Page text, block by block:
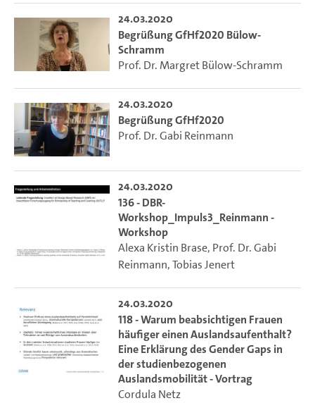
24.03.2020
Begrüßung GfHf2020 Bülow-
Schramm
Prof. Dr. Margret Bülow-Schramm
24.03.2020
Begrüßung GfHf2020
Prof. Dr. Gabi Reinmann
24.03.2020
136 - DBR-
Workshop_Impuls3_Reinmann -
Workshop
Alexa Kristin Brase, Prof. Dr. Gabi
Reinmann,Tobias Jenert
24.03.2020
118 - Warum beabsichtigen Frauen
häufiger einen Auslandsaufenthalt?
Eine Erklärung des Gender Gaps in
der studienbezogenen
Auslandsmobilität - Vortrag
Cordula Netz